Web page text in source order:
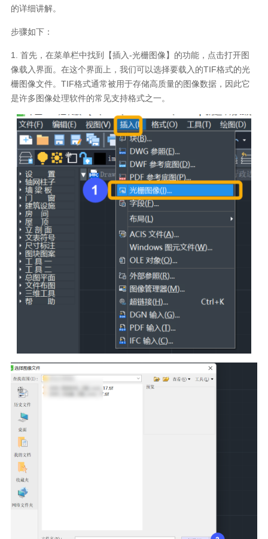
的详细讲解。
步骤如下：
1. 首先，在菜单栏中找到【插入-光栅图像】的功能，点击打开图
像载入界面。在这个界面上，我们可以选择要载入的TIF格式的光
栅图像文件。TIF格式通常被用于存储高质量的图像数据，因此它
是许多图像处理软件的常见支持格式之一。